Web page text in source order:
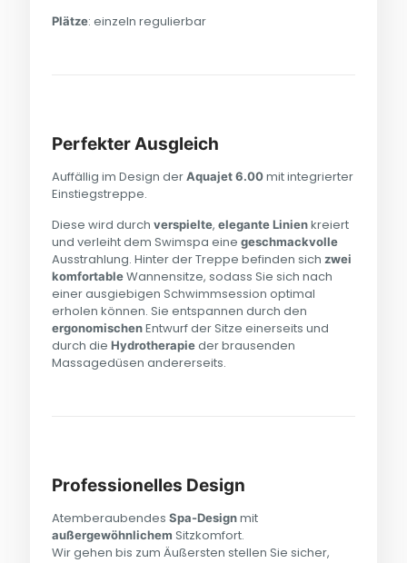
Plätze: einzeln regulierbar
Perfekter Ausgleich
Auffällig im Design derAquajet 6.00mit integrierter
Einstiegstreppe.
Diese wird durchverspielte,elegante Linienkreiert
und verleiht dem Swimspa einegeschmackvolle
Ausstrahlung. Hinter der Treppe befinden sichzwei
komfortableWannensitze, sodass Sie sich nach
einer ausgiebigen Schwimmsession optimal
erholen können. Sie entspannen durch den
ergonomischenEntwurf der Sitze einerseits und
durch dieHydrotherapieder brausenden
Massagedüsen andererseits.
Professionelles Design
AtemberaubendesSpa-Designmit
außergewöhnlichem Sitzkomfort.
Wir gehen bis zum Äußersten stellen Sie sicher,